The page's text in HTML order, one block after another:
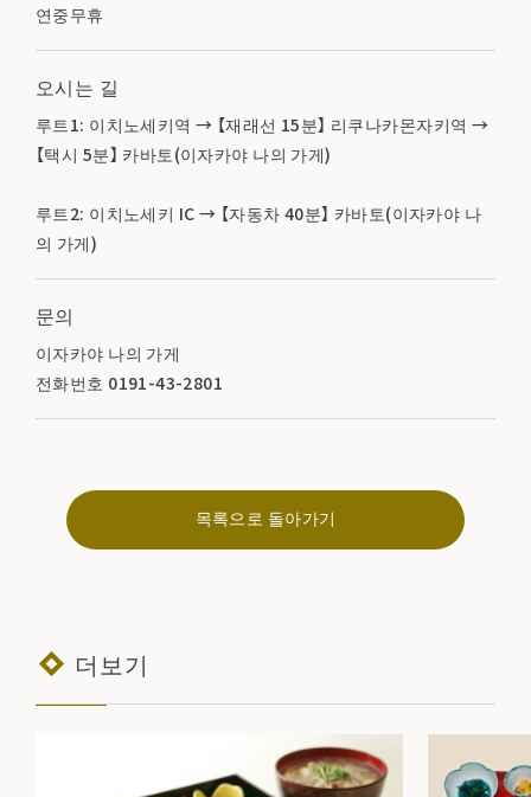
연중무휴
오시는 길
루트1: 이치노세키역 → 【재래선 15분】 리쿠나카몬자키역 →
【택시 5분】 카바토(이자카야 나의 가게)
루트2: 이치노세키 IC → 【자동차 40분】 카바토(이자카야 나
의 가게)
문의
이자카야 나의 가게
전화번호 0191-43-2801
목록으로 돌아가기
더보기